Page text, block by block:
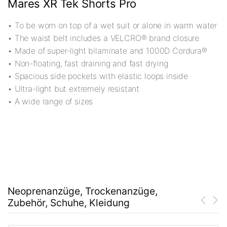
Mares XR Tek Shorts Pro
• To be worn on top of a wet suit or alone in warm water
• The waist belt includes a VELCRO® brand closure
• Made of super-light bilaminate and 1000D Cordura®
• Non-floating, fast draining and fast drying
• Spacious side pockets with elastic loops inside
• Ultra-light but extremely resistant
• A wide range of sizes
Neoprenanzüge, Trockenanzüge,
Zubehör, Schuhe, Kleidung